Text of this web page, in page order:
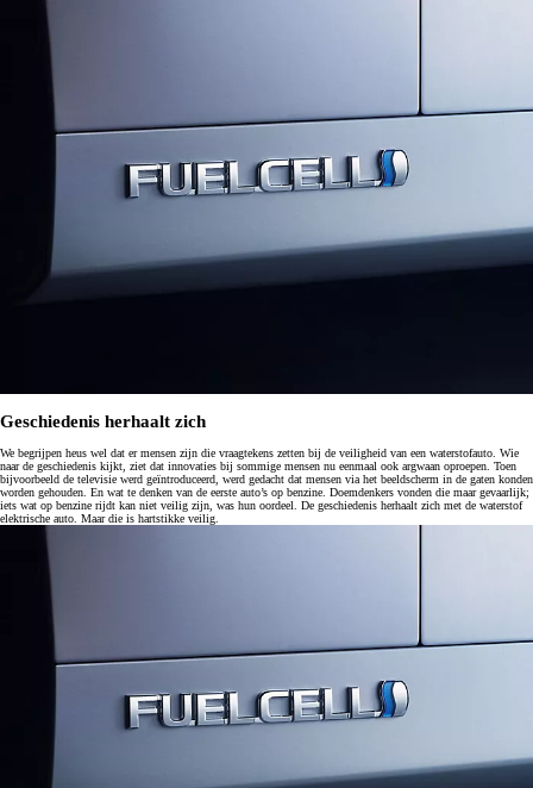
Geschiedenis herhaalt zich
We begrijpen heus wel dat er mensen zijn die vraagtekens zetten bij de veiligheid van een waterstofauto. Wie
naar de geschiedenis kijkt, ziet dat innovaties bij sommige mensen nu eenmaal ook argwaan oproepen. Toen
bijvoorbeeld de televisie werd geïntroduceerd, werd gedacht dat mensen via het beeldscherm in de gaten konden
worden gehouden. En wat te denken van de eerste auto’s op benzine. Doemdenkers vonden die maar gevaarlijk;
iets wat op benzine rijdt kan niet veilig zijn, was hun oordeel. De geschiedenis herhaalt zich met de waterstof
elektrische auto. Maar die is hartstikke veilig.